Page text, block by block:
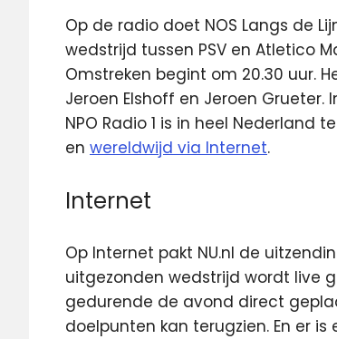
Op de radio doet NOS Langs de
wedstrijd tussen PSV en Atletico
Omstreken begint om 20.30 uur.
Jeroen Elshoff en Jeroen
NPO Radio 1 is in heel Nederland
en wereldwijd via Internet.
Internet
Op Internet pakt NU.nl de
uitgezonden wedstrijd wordt live
gedurende de avond direct
doelpunten kan terugzien. En er